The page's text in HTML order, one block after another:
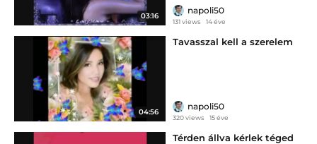
03:16
napoli50
131 views 14 éve
04:56
Tavasszal kell a szerelem
napoli50
320 views 15 éve
Térden állva kérlek téged